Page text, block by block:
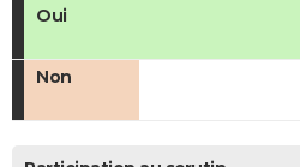
Oui
Non